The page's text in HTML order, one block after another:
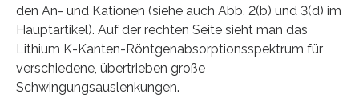
den An- und Kationen (siehe auch Abb. 2(b) und 3(d) im
Hauptartikel). Auf der rechten Seite sieht man das
Lithium K-Kanten-Röntgenabsorptionsspektrum für
verschiedene, übertrieben große
Schwingungsauslenkungen.